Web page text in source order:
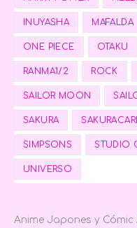
INUYASHA MAFALDA
ONE PIECE OTAKU
RANMA1/2 ROCK
SAILOR MOON
SAKURA
SIMPSONS STUDIO
UNIVERSO
Anime Japones y Cómic